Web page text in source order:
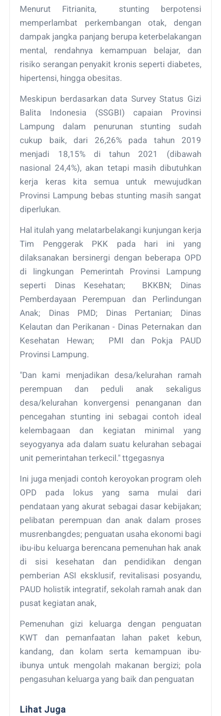
Menurut Fitrianita, stunting berpotensi
memperlambat perkembangan otak, dengan
dampak jangka panjang berupa keterbelakangan
mental, rendahnya kemampuan belajar, dan
risiko serangan penyakit kronis seperti diabetes,
hipertensi, hingga obesitas.
Meskipun berdasarkan data Survey Status Gizi
Balita Indonesia (SSGBI) capaian Provinsi
Lampung dalam penurunan stunting sudah
cukup baik, dari 26,26% pada tahun 2019
menjadi 18,15% di tahun 2021 (dibawah
nasional 24,4%), akan tetapi masih dibutuhkan
kerja keras kita semua untuk mewujudkan
Provinsi Lampung bebas stunting masih sangat
diperlukan.
Hal itulah yang melatarbelakangi kunjungan kerja
Tim Penggerak PKK pada hari ini yang
dilaksanakan bersinergi dengan beberapa OPD
di lingkungan Pemerintah Provinsi Lampung
seperti Dinas Kesehatan; BKKBN; Dinas
Pemberdayaan Perempuan dan Perlindungan
Anak; Dinas PMD; Dinas Pertanian; Dinas
Kelautan dan Perikanan - Dinas Peternakan dan
Kesehatan Hewan; PMI dan Pokja PAUD
Provinsi Lampung.
"Dan kami menjadikan desa/kelurahan ramah
perempuan dan peduli anak sekaligus
desa/kelurahan konvergensi penanganan dan
pencegahan stunting ini sebagai contoh ideal
kelembagaan dan kegiatan minimal yang
seyogyanya ada dalam suatu kelurahan sebagai
unit pemerintahan terkecil." ttgegasnya
Ini juga menjadi contoh keroyokan program oleh
OPD pada lokus yang sama mulai dari
pendataan yang akurat sebagai dasar kebijakan;
pelibatan perempuan dan anak dalam proses
musrenbangdes; penguatan usaha ekonomi bagi
ibu-ibu keluarga berencana pemenuhan hak anak
di sisi kesehatan dan pendidikan dengan
pemberian ASI eksklusif, revitalisasi posyandu,
PAUD holistik integratif, sekolah ramah anak dan
pusat kegiatan anak,
Pemenuhan gizi keluarga dengan penguatan
KWT dan pemanfaatan lahan paket kebun,
kandang, dan kolam serta kemampuan ibu-
ibunya untuk mengolah makanan bergizi; pola
pengasuhan keluarga yang baik dan penguatan
Lihat Juga